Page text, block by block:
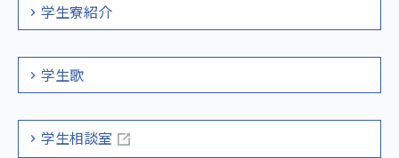
学生寮紹介
学生歌
学生相談室